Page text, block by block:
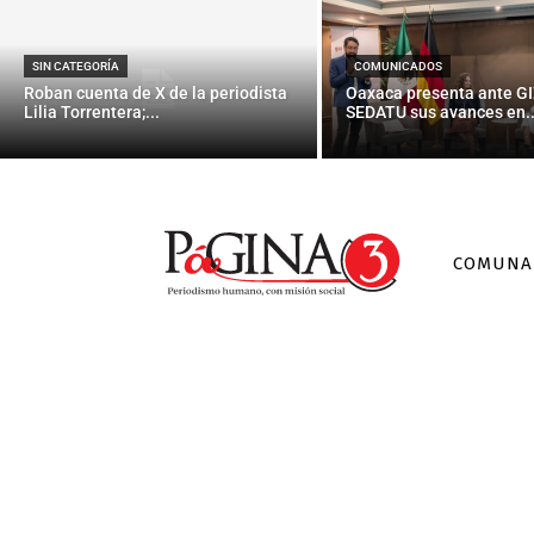
SIN CATEGORÍA
Roban cuenta de X de la periodista
Lilia Torrentera;...
COMUNICADOS
Oaxaca presenta ante
SEDATU sus avances